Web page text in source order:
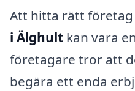
Att hitta rätt
i Älghult kan vara
företagare tror att
begära ett enda